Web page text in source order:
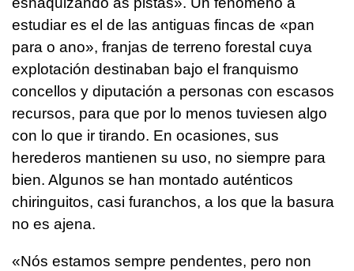
estudiar es el de las antiguas fincas de «pan
para o ano», franjas de terreno forestal cuya
explotación destinaban bajo el franquismo
concellos y diputación a personas con escasos
recursos, para que por lo menos tuviesen algo
con lo que ir tirando. En ocasiones, sus
herederos mantienen su uso, no siempre para
bien. Algunos se han montado auténticos
chiringuitos, casi furanchos, a los que la basura
no es ajena.
«Nós estamos sempre pendentes, pero non